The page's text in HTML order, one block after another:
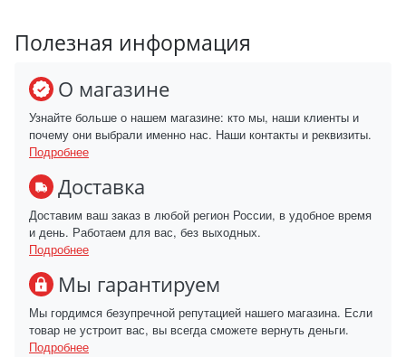
Полезная информация
О магазине
Узнайте больше о нашем магазине: кто мы, наши клиенты и
почему они выбрали именно нас. Наши контакты и реквизиты.
Подробнее
Доставка
Доставим ваш заказ в любой регион России, в удобное время
и день. Работаем для вас, без выходных.
Подробнее
Мы гарантируем
Мы гордимся безупречной репутацией нашего магазина. Если
товар не устроит вас, вы всегда сможете вернуть деньги.
Подробнее